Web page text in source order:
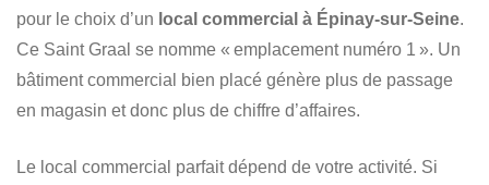
pour le choix d’un local commercial à Épinay-sur-Seine.
Ce Saint Graal se nomme « emplacement numéro 1 ». Un
bâtiment commercial bien placé génère plus de passage
en magasin et donc plus de chiffre d’affaires.
Le local commercial parfait dépend de votre activité. Si